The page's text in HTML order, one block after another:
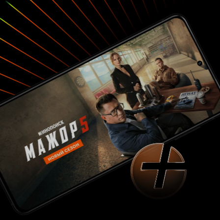
пусть даже запертого в медицинский корсет.
Ты прыгнешь, я прыгну.